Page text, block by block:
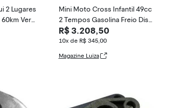
2 Lugares
Verm
Mini Moto Cross Infantil 49cc
2 Tempos Gasolina Freio Disc
o - Mototec,
R$ 3.208,50
10x de R$ 345,00
Magazine Luiza